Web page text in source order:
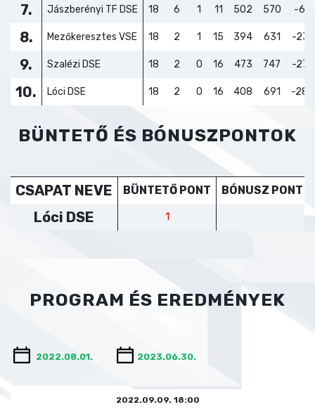
7. Jászberényi TF DSE 18 6 1 11 502 570 -68
8. Mezőkeresztes VSE 18 2 1 15 394 631 -237
9. Szalézi DSE 18 2 0 16 473 747 -274
10. Lóci DSE 18 2 0 16 408 691 -283
BÜNTETŐ ÉS BÓNUSZPONTOK
CSAPAT NEVE BÜNTETŐ PONT BÓNUSZ PONT
Lóci DSE 1
PROGRAM ÉS EREDMÉNYEK
2022.09.09. 18:00